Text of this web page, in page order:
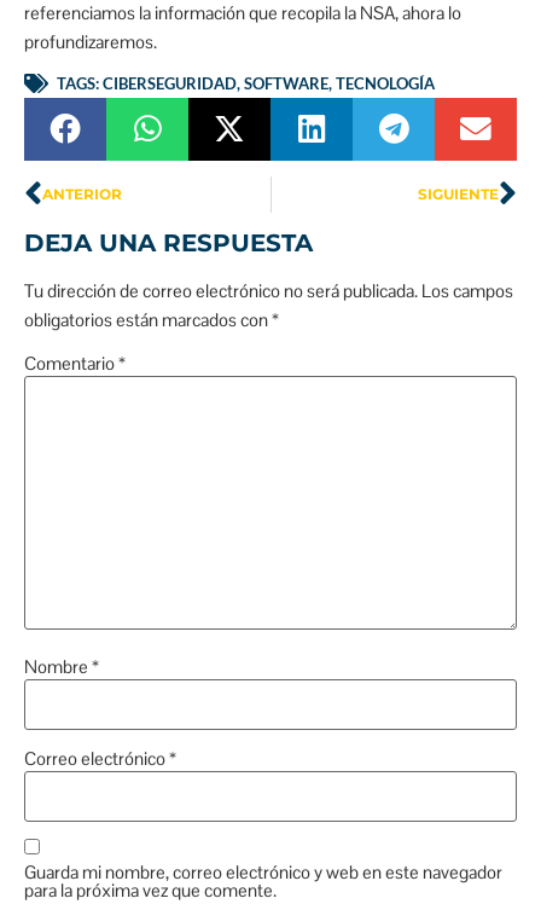
referenciamos la información que recopila la NSA, ahora lo
profundizaremos.
TAGS:CIBERSEGURIDAD,SOFTWARE,TECNOLOGÍA
ANTERIOR SIGUIENTE
DEJA UNA RESPUESTA
Tu dirección de correo electrónico no será publicada. Los campos
obligatorios están marcados con*
Comentario*
Nombre *
Correo electrónico*
Guarda mi nombre, correo electrónico y web en este navegador
para la próxima vez que comente.